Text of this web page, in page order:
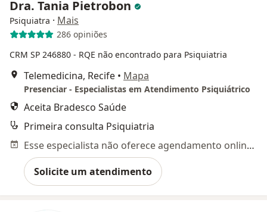
Dra. Tania Pietrobon
Psiquiatra · Mais
286 opiniões
CRM SP 246880 - RQE não encontrado para Psiquiatria
Telemedicina, Recife • Mapa
Presenciar - Especialistas em Atendimento Psiquiátrico
Aceita Bradesco Saúde
Primeira consulta Psiquiatria
Esse especialista não oferece agendamento online para esse endereço.
Solicite um atendimento